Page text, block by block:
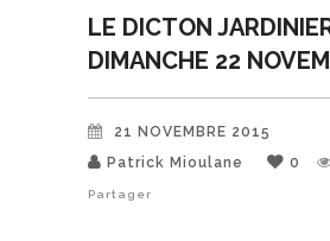
LE DICTON
DIMANCHE 22
21 NOVEMBRE 2015
Patrick Mioulane
0
Partager